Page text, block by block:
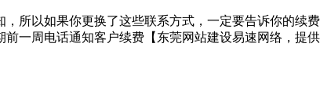
所以如果你更换了这些联系方式，一定要告诉你的续
一周电话通知客户续费【东莞网站建设易速网络，提